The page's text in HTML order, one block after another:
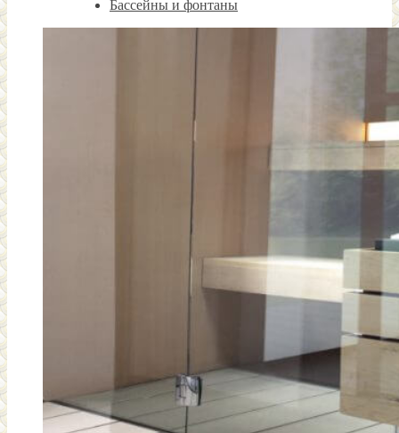
Бассейны и фонтаны